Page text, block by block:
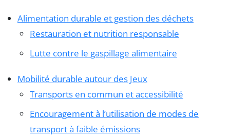
Alimentation durable et gestion des déchets
Restauration et nutrition responsable
Lutte contre le gaspillage alimentaire
Mobilité durable autour des Jeux
Transports en commun et accessibilité
Encouragement à l’utilisation de modes de
transport à faible émissions